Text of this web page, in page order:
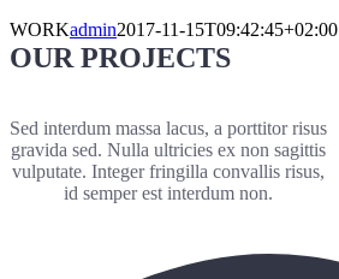
WORKadmin2017-11-15T09:42:45+02:00
OUR PROJECTS
Sed interdum massa lacus, a porttitor risus
gravida sed. Nulla ultricies ex non sagittis
vulputate. Integer fringilla convallis risus,
id semper est interdum non.